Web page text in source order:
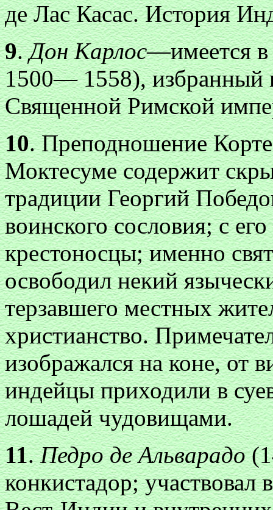
де Лас Касас. История
9.Дон Карлос—имеется в
1500— 1558), избранный
Священной Римской
10. Преподношение
Моктесуме содержит
традиции Георгий
воинского сословия; с
крестоносцы; именно
освободил некий
терзавшего местных
христианство.
изображался на коне, от
индейцы приходили в
лошадей чудовищами.
11.Педро де Альварадо
конкистадор; участвовал